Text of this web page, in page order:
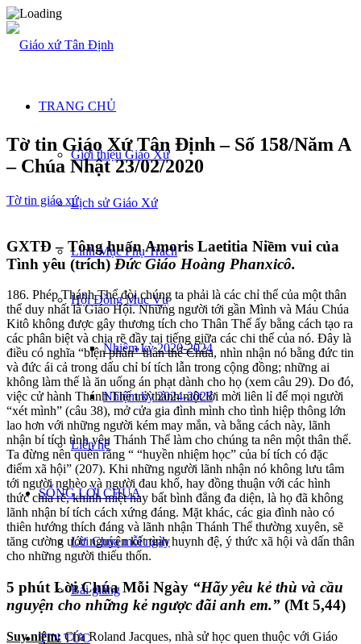
TRANG CHỦ
Giới thiệu Giáo Xứ
Lịch sử Giáo Xứ
Linh Mục Phụ Trách
Hội Đồng Mục Vụ
Nhiệm kỳ 2020-2024
Nhiệm kỳ 2024-2028
Liên hệ
SỐNG LỜI CHÚA
Lời Chúa mỗi ngày
Bài giảng
TIN TỨC
Tờ tin Giáo Xứ Tân Định – Số 158/Năm A
– Chúa Nhật 23/02/2020
Tờ tin giáo xứ
GXTĐ – Tông huấn Amoris Laetitia Niềm vui của
Tình yêu (trích)Đức Giáo Hoàng Phanxicô.
186. Phép Thánh Thể đòi chúng ta phải là các chỉ thể của một thân
thể duy nhất là Giáo Hội. Những người tới gần Mình và Máu Chúa
Kitô không được gây thương tích cho Thân Thể ấy bằng cách tạo ra
các phân biệt và chia rẽ đầy tai tiếng giữa các chi thể của nó. Đây là
điều có nghĩa “biện phân” thân thể Chúa, nhìn nhận nó bằng đức tin
và đức ái cả trong dấu chỉ bí tích lẫn trong cộng đồng; những ai
không làm thế là ăn uống án phạt dành cho họ (xem câu 29). Do đó,
việc cử hành Thánh Thể trở thành một lời mời liên lỉ để mọi người
“xét mình” (câu 38), mở cửa gia đình mình cho tình hiệp thông lớn
lao hơn với những người kém may mắn, và bằng cách này, lãnh
nhận bí tích tình yêu Thánh Thể làm cho chúng ta nên một thân thể.
Ta đừng nên quên rằng “ “huyền nhiệm học” của bí tích có đặc
điểm xã hội” (207). Khi những người lãnh nhận nó không lưu tâm
tới người nghèo và người đau khổ, hay đồng thuận với các hình
thức chia rẽ, khinh miệt hay bất bình đẳng đa diện, là họ đã không
lãnh nhận bí tích cách xứng đáng. Mặt khác, các gia đình nào có
thiên hướng thích đáng và lãnh nhận Thánh Thể thường xuyên, sẽ
tăng cường ước nguyện kết tình huynh đệ, ý thức xã hội và dấn thân
cho những người thiếu thốn.
5 phút Lời Chúa Mỗi Ngày “Hãy yêu kẻ thù và cầu
nguyện cho những kẻ ngược đãi anh em.” (Mt 5,44)
Suy niệm: Cha Roland Jacques, nhà sử học quen thuộc với Giáo